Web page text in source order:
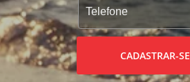
CADASTRAR-SE